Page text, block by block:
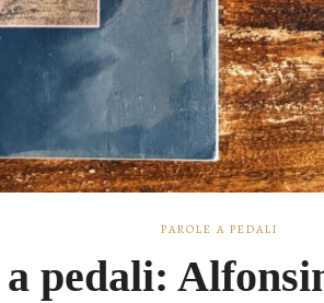
PAROLE A PEDALI
pedali: